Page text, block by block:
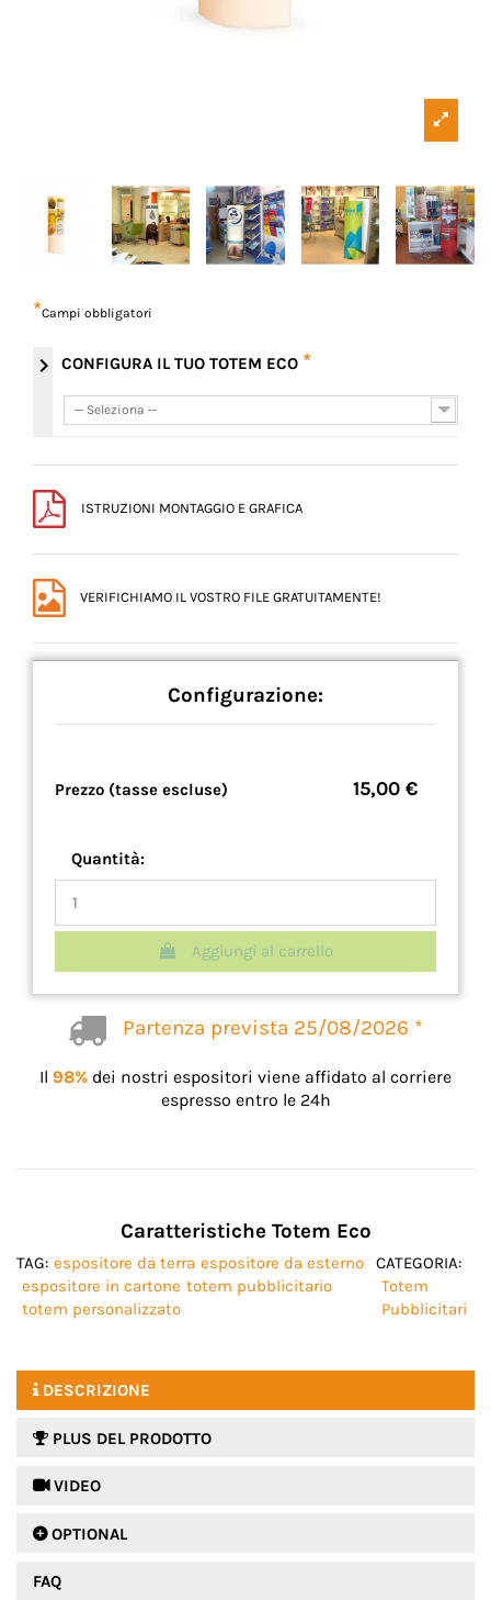
*Campi obbligatori
chevron_right CONFIGURA IL TUO TOTEM ECO *
-- Seleziona --
-- Seleziona --
ISTRUZIONI MONTAGGIO E GRAFICA
VERIFICHIAMO IL VOSTRO FILE GRATUITAMENTE!
Configurazione:
Prezzo (tasse escluse) 15,00 €
Quantità:
Aggiungi al carrello
Partenza prevista 25/08/2026 *
Il 98% dei nostri espositori viene affidato al corriere
espresso entro le 24h
Caratteristiche Totem Eco
TAG: espositore da terra espositore da esterno
espositore in cartone totem pubblicitario
totem personalizzato
CATEGORIA:
Totem
Pubblicitari
DESCRIZIONE
PLUS DEL PRODOTTO
 VIDEO
 OPTIONAL
FAQ